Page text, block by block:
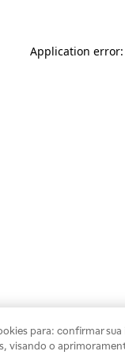
Application
para: confirmar
visando o